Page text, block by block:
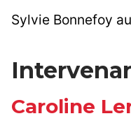
Sylvie Bonnefoy au
Caroline